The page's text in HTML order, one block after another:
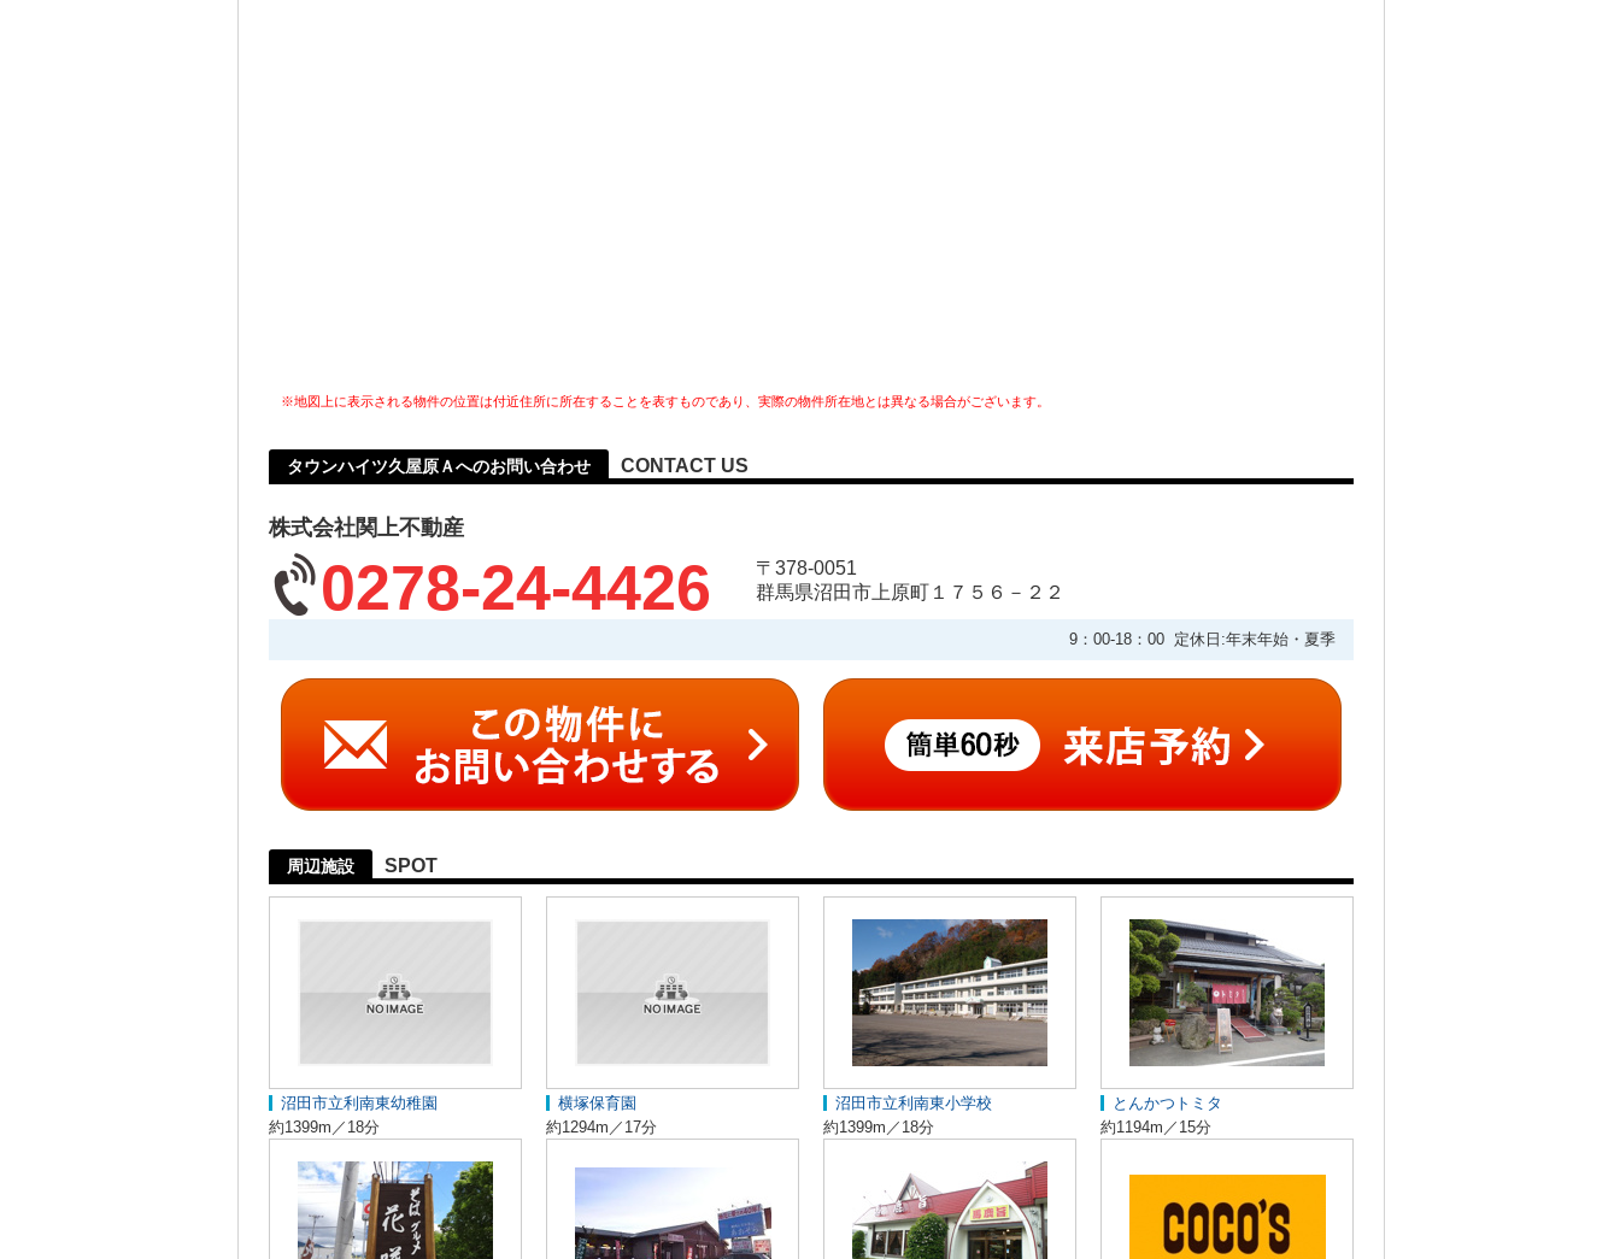
※地図上に表示される物件の位置は付近住所に所在することを表すものであり、実際の物件所在地とは異なる場合がございます。
タウンハイツ久屋原Ａへのお問い合わせ CONTACT US
株式会社関上不動産
0278-24-4426
〒378-0051
群馬県沼田市上原町１７５６－２２
9：00-18：00 定休日:年末年始・夏季
周辺施設 SPOT
沼田市立利南東幼稚園
約1399m／18分
横塚保育園
約1294m／17分
沼田市立利南東小学校
約1399m／18分
とんかつトミタ
約1194m／15分